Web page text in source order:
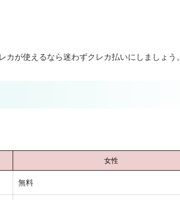
が使えるなら迷わずクレカ払いにしましょう。
女性
無料